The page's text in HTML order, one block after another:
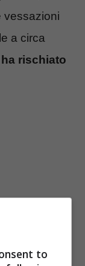
vessazioni
a circa
ha rischiato
to